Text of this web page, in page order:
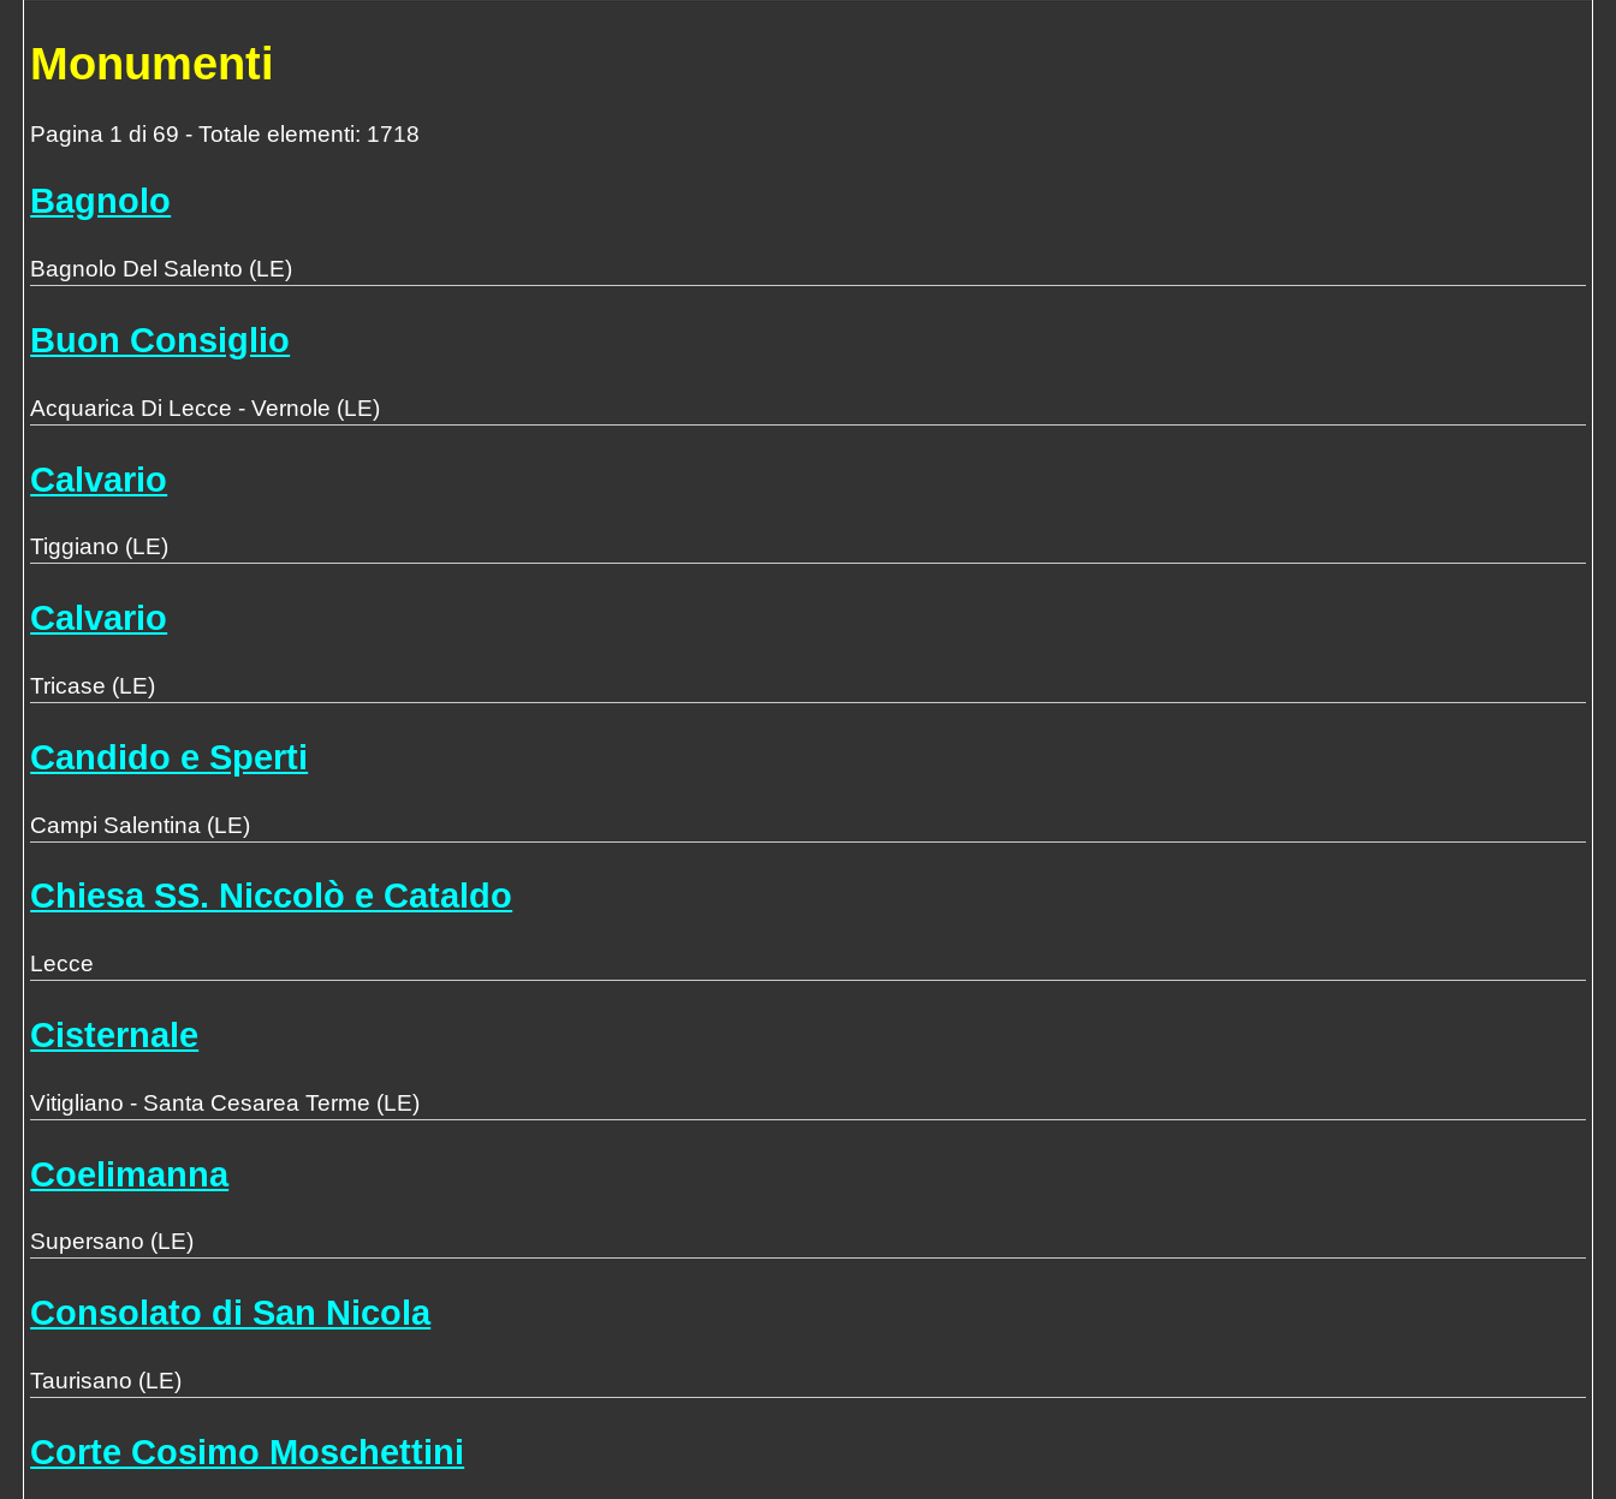
Monumenti
Pagina 1 di 69 - Totale elementi: 1718
Bagnolo
Bagnolo Del Salento (LE)
Buon Consiglio
Acquarica Di Lecce - Vernole (LE)
Calvario
Tiggiano (LE)
Calvario
Tricase (LE)
Candido e Sperti
Campi Salentina (LE)
Chiesa SS. Niccolò e Cataldo
Lecce
Cisternale
Vitigliano - Santa Cesarea Terme (LE)
Coelimanna
Supersano (LE)
Consolato di San Nicola
Taurisano (LE)
Corte Cosimo Moschettini